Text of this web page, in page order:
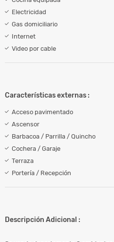
Electricidad
Gas domiciliario
Internet
Video por cable
Características externas :
Acceso pavimentado
Ascensor
Barbacoa / Parrilla / Quincho
Cochera / Garaje
Terraza
Portería / Recepción
Descripción Adicional :